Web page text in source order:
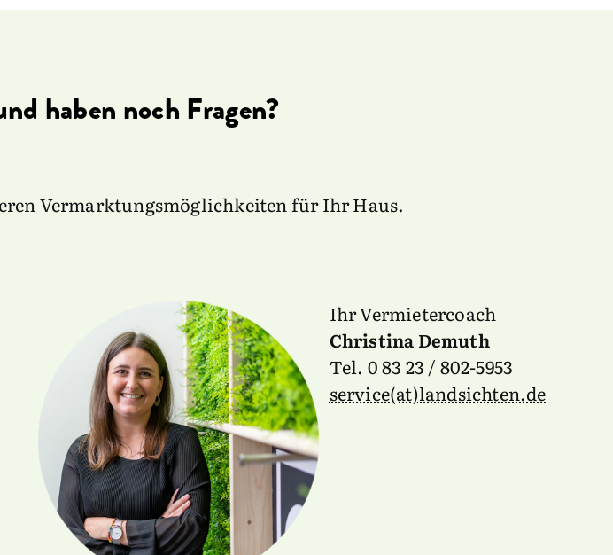
haben noch Fragen?
Vermarktungsmöglichkeiten für Ihr Haus.
Ihr Vermietercoach
Christina Demuth
Tel. 0 83 23 / 802-5953
service(at)landsichten.de